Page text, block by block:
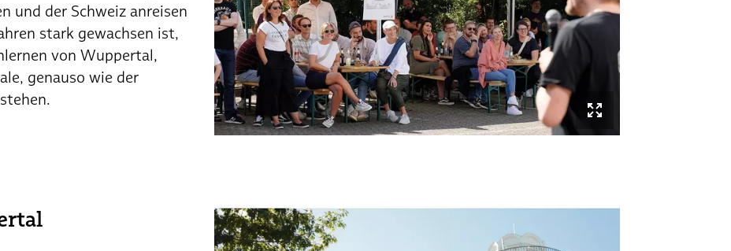
und der Schweiz anreisen
stark gewachsen ist,
von Wuppertal,
genauso wie der